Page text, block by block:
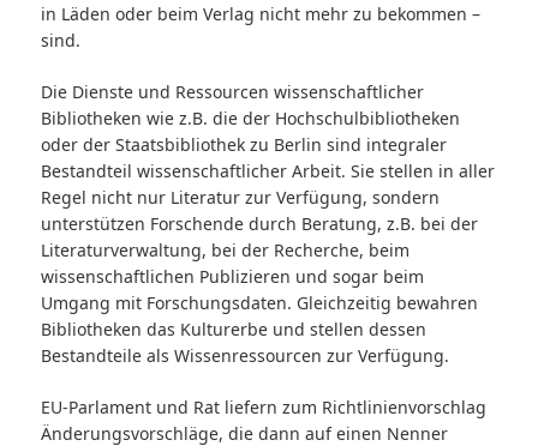
in Läden oder beim Verlag nicht mehr zu bekommen –
sind.
Die Dienste und Ressourcen wissenschaftlicher
Bibliotheken wie z.B. die der Hochschulbibliotheken
oder der Staatsbibliothek zu Berlin sind integraler
Bestandteil wissenschaftlicher Arbeit. Sie stellen in aller
Regel nicht nur Literatur zur Verfügung, sondern
unterstützen Forschende durch Beratung, z.B. bei der
Literaturverwaltung, bei der Recherche, beim
wissenschaftlichen Publizieren und sogar beim
Umgang mit Forschungsdaten. Gleichzeitig bewahren
Bibliotheken das Kulturerbe und stellen dessen
Bestandteile als Wissenressourcen zur Verfügung.
EU-Parlament und Rat liefern zum Richtlinienvorschlag
Änderungsvorschläge, die dann auf einen Nenner